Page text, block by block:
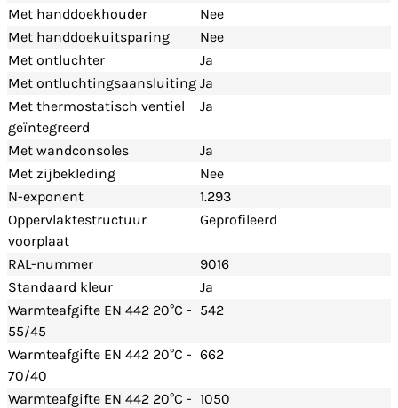
Met handdoekhouder
Nee
Met handdoekuitsparing
Nee
Met ontluchter
Ja
Met ontluchtingsaansluiting Ja
Met thermostatisch ventiel
geïntegreerd
Ja
Met wandconsoles
Ja
Met zijbekleding
Nee
N-exponent
1.293
Oppervlaktestructuur
voorplaat
Geprofileerd
RAL-nummer
9016
Standaard kleur
Ja
Warmteafgifte EN 442 20°C -
55/45
542
Warmteafgifte EN 442 20°C -
70/40
662
Warmteafgifte EN 442 20°C - 1050